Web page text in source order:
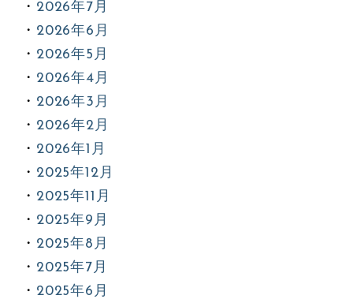
2026年7月
2026年6月
2026年5月
2026年4月
2026年3月
2026年2月
2026年1月
2025年12月
2025年11月
2025年9月
2025年8月
2025年7月
2025年6月